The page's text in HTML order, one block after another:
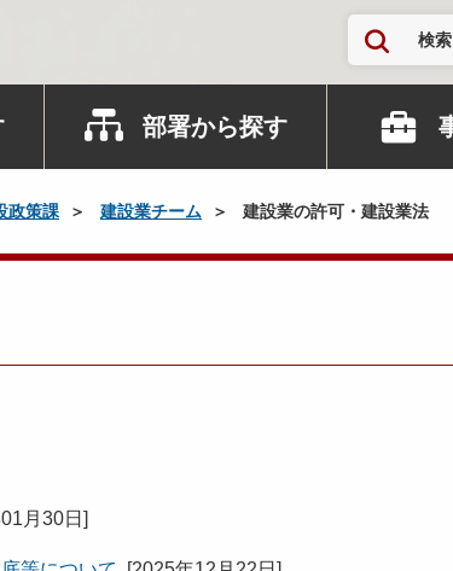
検索
部署から探す
政策課 建設業チーム 建設業の許可・建設業法
月30日 ]